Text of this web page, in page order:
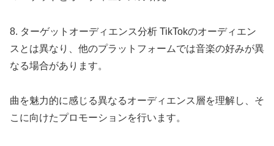
8. ターゲットオーディエンス分析 TikTokのオーディエン
スとは異なり、他のプラットフォームでは音楽の好みが異
なる場合があります。
曲を魅力的に感じる異なるオーディエンス層を理解し、そ
こに向けたプロモーションを行います。